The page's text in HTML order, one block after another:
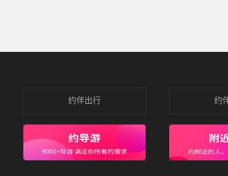
约伴出行 约